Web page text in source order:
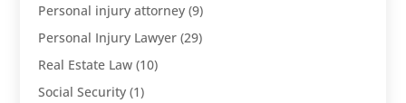
Personal injury attorney (9)
Personal Injury Lawyer (29)
Real Estate Law (10)
Social Security (1)